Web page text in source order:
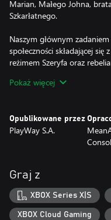
Marian, Małego Johna,
Szkarłatnego.
Naszym głównym
społeczności składającej
reżimem Szeryfa oraz
wioskach, a także wśród
Prowadzenie społeczności
leśnego obozu, będziemy
nowych mieszkańców,
wybranych zadań, jak na
czy walki.
Rekrutów bedziemy musieli
wyszkolic w danej
Pokaż więcej
Opublikowane przez
PlayWay S.A.
Graj z
XBOX Series X|S
XBOX Cloud Gaming